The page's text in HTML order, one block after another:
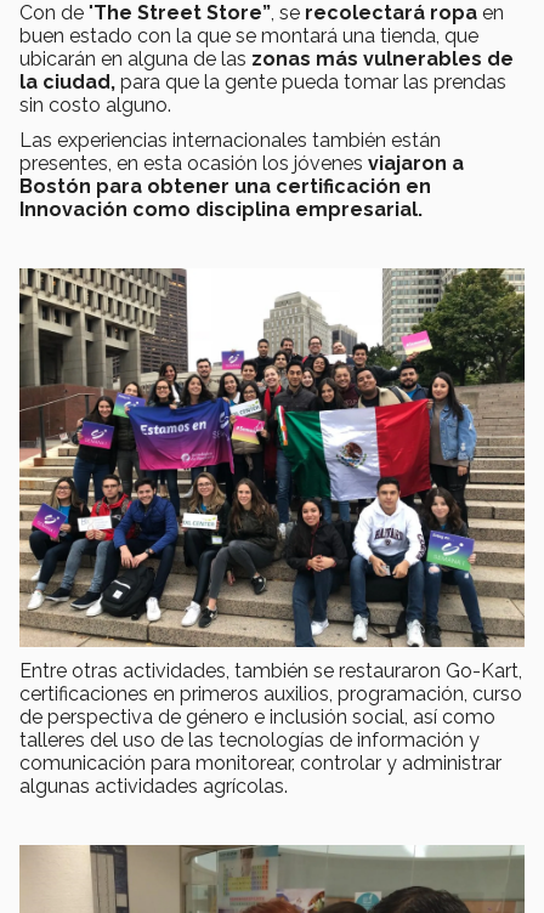
Con de "The Street Store”, se recolectará ropa en
buen estado con la que se montará una tienda, que
ubicarán en alguna de las zonas más vulnerables de
la ciudad, para que la gente pueda tomar las prendas
sin costo alguno.
Las experiencias internacionales también están
presentes, en esta ocasión los jóvenes viajaron a
Bostón para obtener una certificación en
Innovación como disciplina empresarial.
Entre otras actividades, también se restauraron Go-Kart,
certificaciones en primeros auxilios, programación, curso
de perspectiva de género e inclusión social, así como
talleres del uso de las tecnologías de información y
comunicación para monitorear, controlar y administrar
algunas actividades agrícolas.